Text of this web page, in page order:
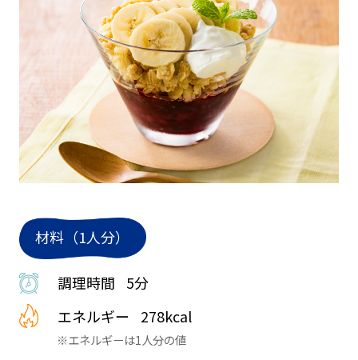
材料（1人分）
調理時間
5分
エネルギー
278kcal
※エネルギーは1人分の値